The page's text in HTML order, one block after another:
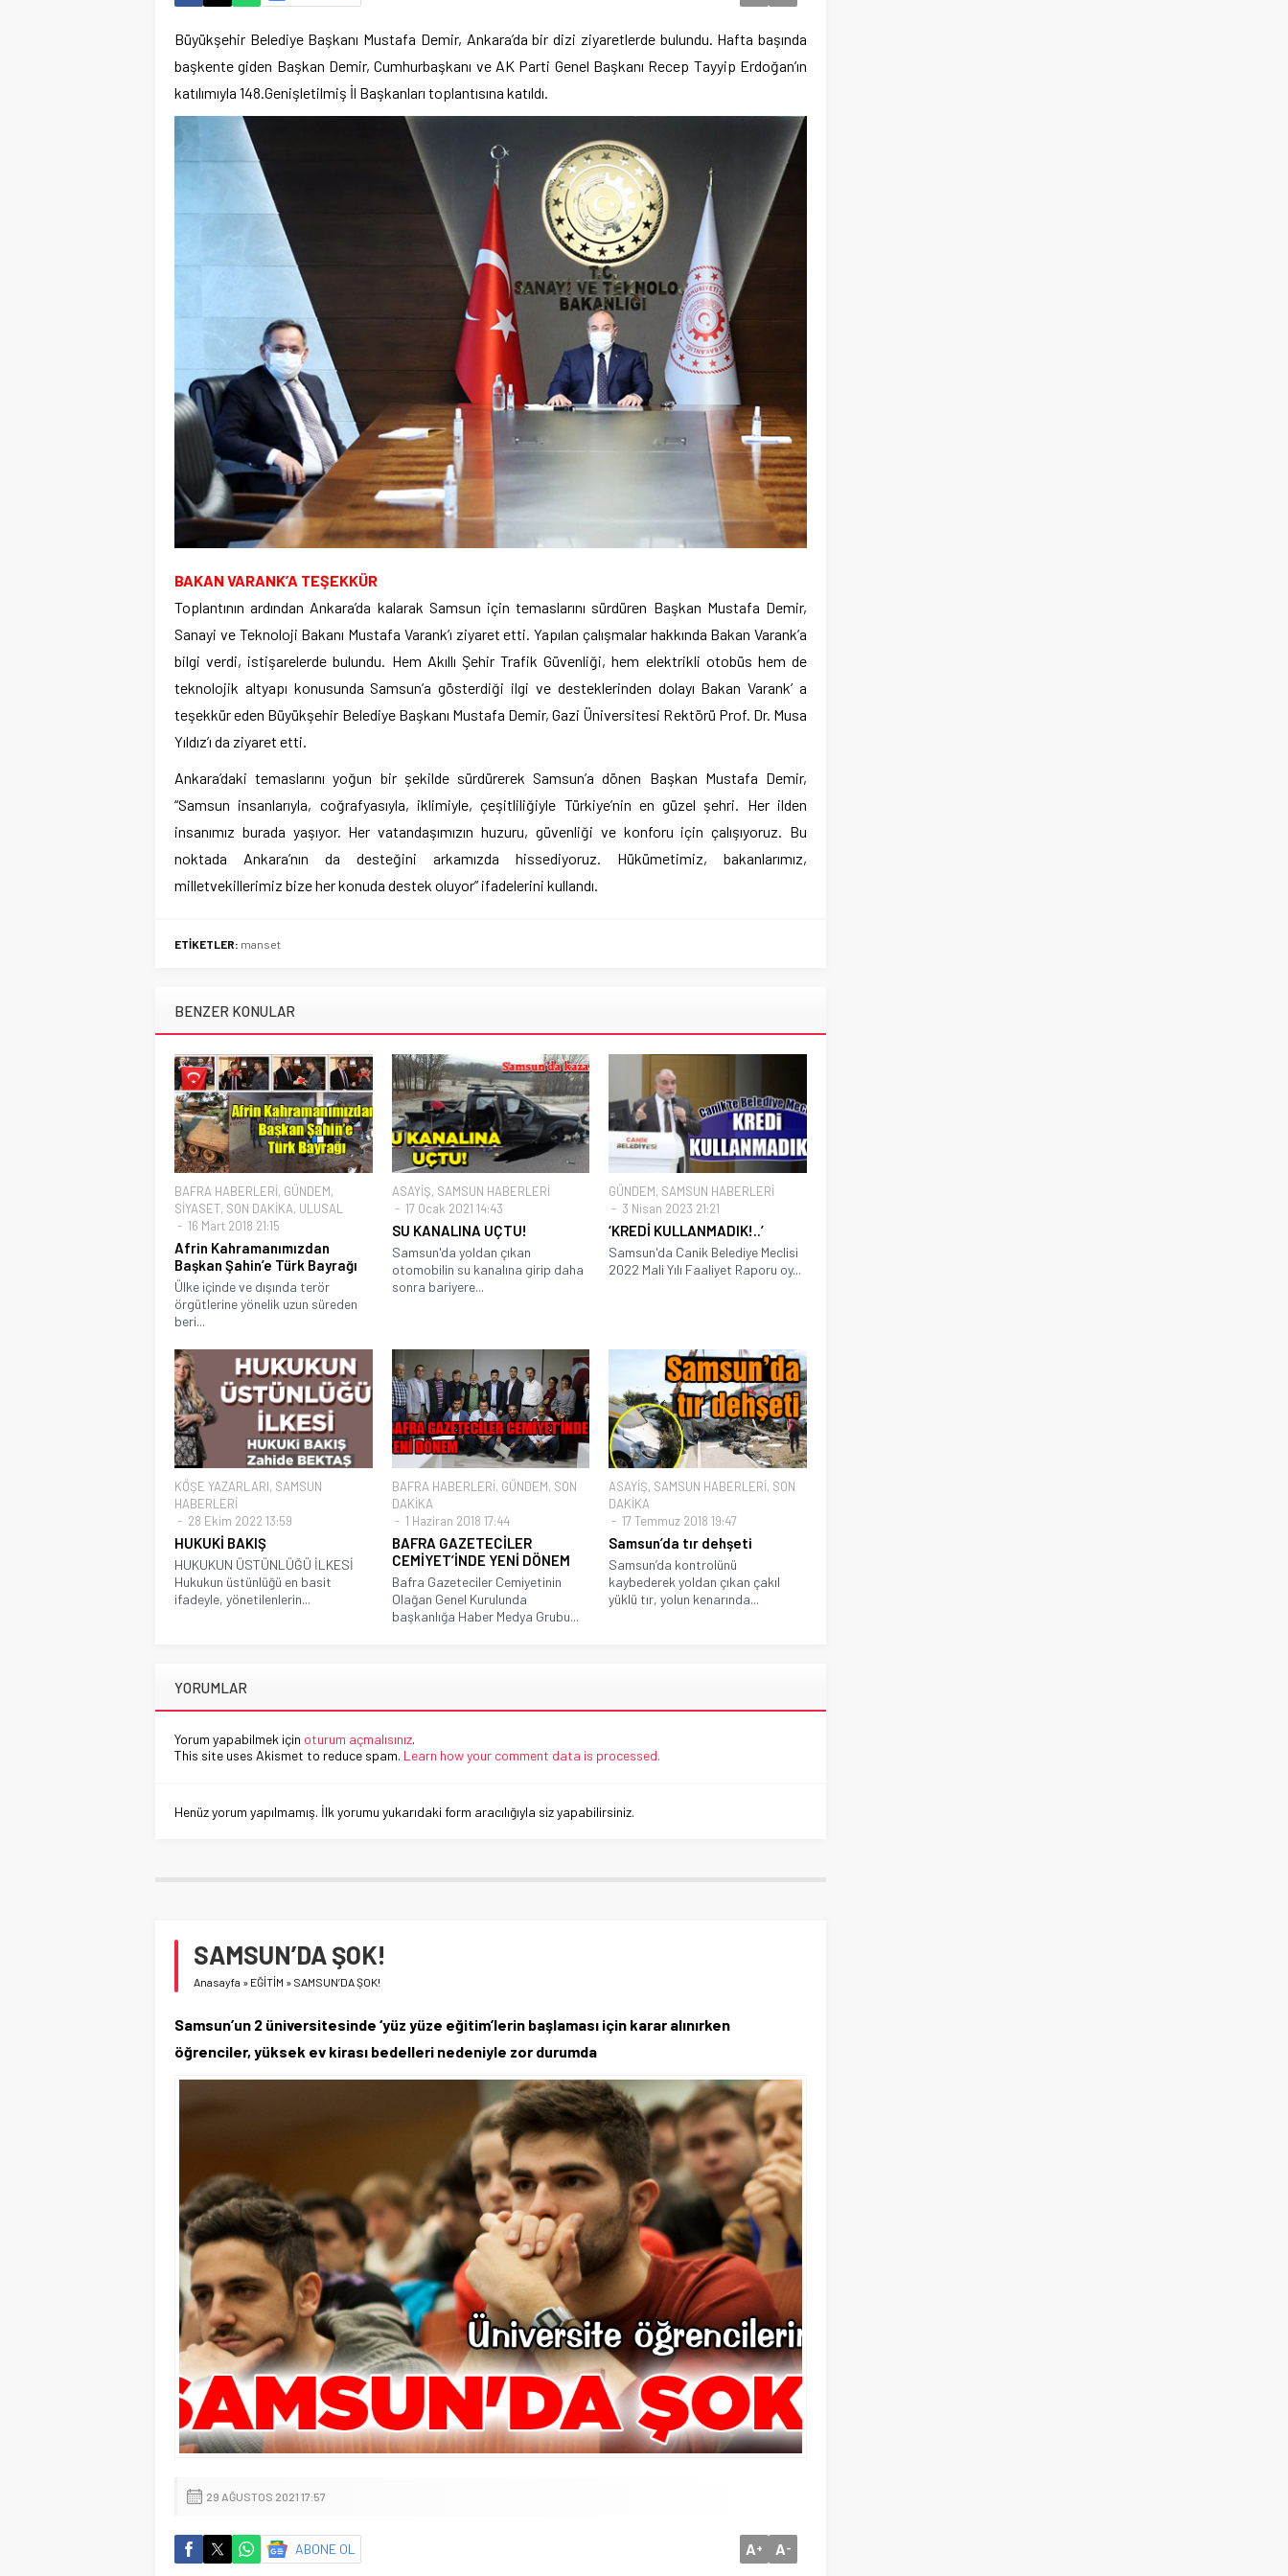
Büyükşehir Belediye Başkanı Mustafa Demir, Ankara’da bir dizi ziyaretlerde bulundu. Hafta başında
başkente giden Başkan Demir, Cumhurbaşkanı ve AK Parti Genel Başkanı Recep Tayyip Erdoğan’ın
katılımıyla 148.Genişletilmiş İl Başkanları toplantısına katıldı.
BAKAN VARANK’A TEŞEKKÜR
Toplantının ardından Ankara’da kalarak Samsun için temaslarını sürdüren Başkan Mustafa Demir,
Sanayi ve Teknoloji Bakanı Mustafa Varank’ı ziyaret etti. Yapılan çalışmalar hakkında Bakan Varank’a
bilgi verdi, istişarelerde bulundu. Hem Akıllı Şehir Trafik Güvenliği, hem elektrikli otobüs hem de
teknolojik altyapı konusunda Samsun’a gösterdiği ilgi ve desteklerinden dolayı Bakan Varank’ a
teşekkür eden Büyükşehir Belediye Başkanı Mustafa Demir, Gazi Üniversitesi Rektörü Prof. Dr. Musa
Yıldız’ı da ziyaret etti.
Ankara’daki temaslarını yoğun bir şekilde sürdürerek Samsun’a dönen Başkan Mustafa Demir,
“Samsun insanlarıyla, coğrafyasıyla, iklimiyle, çeşitliliğiyle Türkiye’nin en güzel şehri. Her ilden
insanımız burada yaşıyor. Her vatandaşımızın huzuru, güvenliği ve konforu için çalışıyoruz. Bu
noktada Ankara’nın da desteğini arkamızda hissediyoruz. Hükümetimiz, bakanlarımız,
milletvekillerimiz bize her konuda destek oluyor” ifadelerini kullandı.
ETİKETLER: manset
BENZER KONULAR
BAFRA HABERLERİ, GÜNDEM,
SİYASET, SON DAKİKA, ULUSAL
16 Mart 2018 21:15
Afrin Kahramanımızdan
Başkan Şahin’e Türk Bayrağı
Ülke içinde ve dışında terör
örgütlerine yönelik uzun süreden
beri...
ASAYİŞ, SAMSUN HABERLERİ
17 Ocak 2021 14:43
SU KANALINA UÇTU!
Samsun'da yoldan çıkan
otomobilin su kanalına girip daha
sonra bariyere...
GÜNDEM, SAMSUN HABERLERİ
3 Nisan 2023 21:21
‘KREDİ KULLANMADIK!..’
Samsun'da Canik Belediye Meclisi
2022 Mali Yılı Faaliyet Raporu oy...
KÖŞE YAZARLARI, SAMSUN
HABERLERİ
28 Ekim 2022 13:59
HUKUKİ BAKIŞ
HUKUKUN ÜSTÜNLÜĞÜ İLKESİ
Hukukun üstünlüğü en basit
ifadeyle, yönetilenlerin...
BAFRA HABERLERİ, GÜNDEM, SON
DAKİKA
1 Haziran 2018 17:44
BAFRA GAZETECİLER
CEMİYET’İNDE YENİ DÖNEM
Bafra Gazeteciler Cemiyetinin
Olağan Genel Kurulunda
başkanlığa Haber Medya Grubu...
ASAYİŞ, SAMSUN HABERLERİ, SON
DAKİKA
17 Temmuz 2018 19:47
Samsun’da tır dehşeti
Samsun’da kontrolünü
kaybederek yoldan çıkan çakıl
yüklü tır, yolun kenarında...
YORUMLAR
Yorum yapabilmek için oturum açmalısınız.
This site uses Akismet to reduce spam. Learn how your comment data is processed.
Henüz yorum yapılmamış. İlk yorumu yukarıdaki form aracılığıyla siz yapabilirsiniz.
SAMSUN’DA ŞOK!
Anasayfa » EĞİTİM » SAMSUN’DA ŞOK!
Samsun’un 2 üniversitesinde ‘yüz yüze eğitim’lerin başlaması için karar alınırken
öğrenciler, yüksek ev kirası bedelleri nedeniyle zor durumda
29 AĞUSTOS 2021 17:57
ABONE OL A+ A-